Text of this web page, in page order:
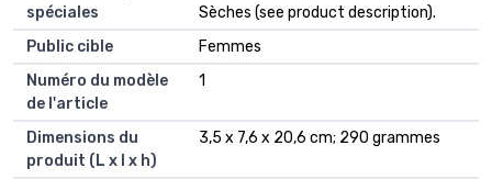
spéciales
Sèches (see product description).
Public cible
‎Femmes
Numéro du modèle
de l'article
‎1
Dimensions du
produit (L x l x h)
‎3,5 x 7,6 x 20,6 cm; 290 grammes